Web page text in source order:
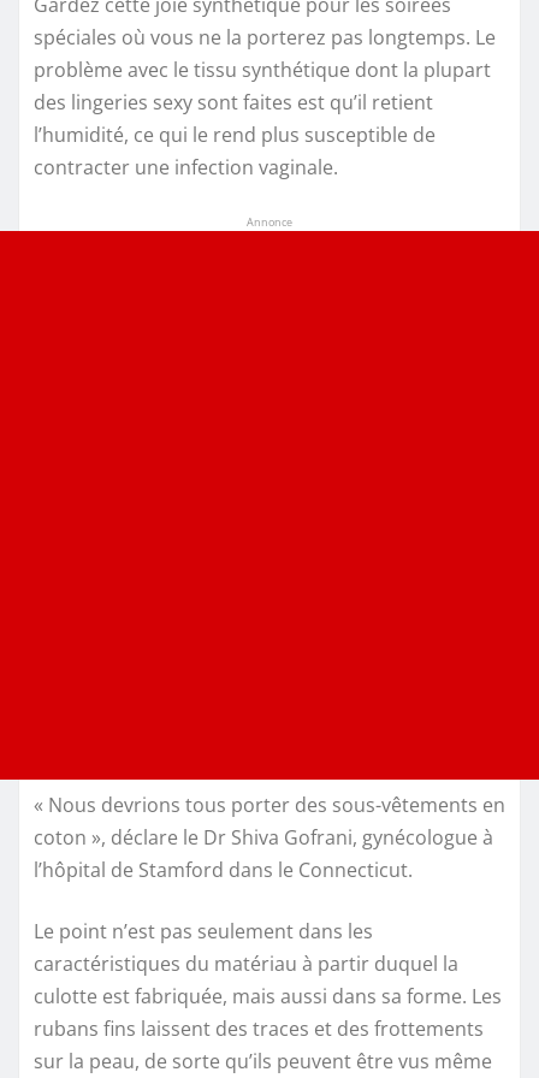
spéciales où vous ne la porterez pas longtemps. Le
problème avec le tissu synthétique dont la plupart
des lingeries sexy sont faites est qu’il retient
l’humidité, ce qui le rend plus susceptible de
contracter une infection vaginale.
Annonce
« Nous devrions tous porter des sous-vêtements en
coton », déclare le Dr Shiva Gofrani, gynécologue à
l’hôpital de Stamford dans le Connecticut.
Le point n’est pas seulement dans les
caractéristiques du matériau à partir duquel la
culotte est fabriquée, mais aussi dans sa forme. Les
rubans fins laissent des traces et des frottements
sur la peau, de sorte qu’ils peuvent être vus même